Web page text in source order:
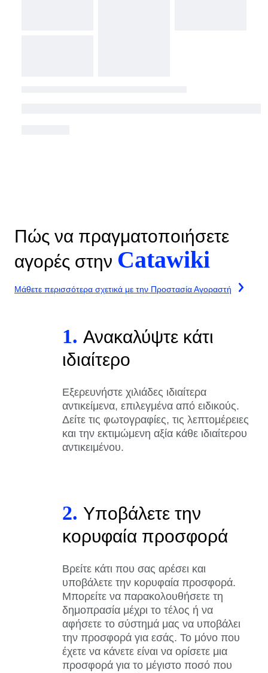
Πώς να πραγματοποιήσετε
αγορές στην Catawiki
Μάθετε περισσότερα σχετικά με την Προστασία Αγοραστή
1. Ανακαλύψτε κάτι
ιδιαίτερο
Εξερευνήστε χιλιάδες ιδιαίτερα
αντικείμενα, επιλεγμένα από ειδικούς.
Δείτε τις φωτογραφίες, τις λεπτομέρειες
και την εκτιμώμενη αξία κάθε ιδιαίτερου
αντικειμένου.
2. Υποβάλετε την
κορυφαία προσφορά
Βρείτε κάτι που σας αρέσει και
υποβάλετε την κορυφαία προσφορά.
Μπορείτε να παρακολουθήσετε τη
δημοπρασία μέχρι το τέλος ή να
αφήσετε το σύστημά μας να υποβάλει
την προσφορά για εσάς. Το μόνο που
έχετε να κάνετε είναι να ορίσετε μια
προσφορά για το μέγιστο ποσό που